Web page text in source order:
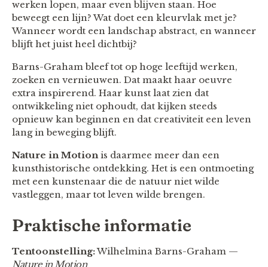
werken lopen, maar even blijven staan. Hoe
beweegt een lijn? Wat doet een kleurvlak met je?
Wanneer wordt een landschap abstract, en wanneer
blijft het juist heel dichtbij?
Barns-Graham bleef tot op hoge leeftijd werken,
zoeken en vernieuwen. Dat maakt haar oeuvre
extra inspirerend. Haar kunst laat zien dat
ontwikkeling niet ophoudt, dat kijken steeds
opnieuw kan beginnen en dat creativiteit een leven
lang in beweging blijft.
Nature in Motion is daarmee meer dan een
kunsthistorische ontdekking. Het is een ontmoeting
met een kunstenaar die de natuur niet wilde
vastleggen, maar tot leven wilde brengen.
Praktische informatie
Tentoonstelling:Wilhelmina Barns-Graham —
Nature in Motion